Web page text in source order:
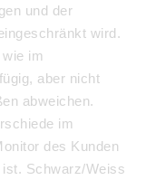
und der
wird.
im
aber nicht
abweichen.
im
des Kunden
Schwarz/Weiss